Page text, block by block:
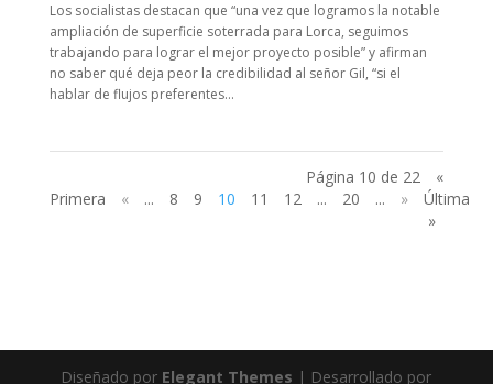
Los socialistas destacan que “una vez que logramos la notable
ampliación de superficie soterrada para Lorca, seguimos
trabajando para lograr el mejor proyecto posible” y afirman
no saber qué deja peor la credibilidad al señor Gil, “si el
hablar de flujos preferentes...
Página 10 de 22
«
Primera
« ... 8 9 10 11 12 ... 20 ... »
Última
»
Diseñado por Elegant Themes | Desarrollado por